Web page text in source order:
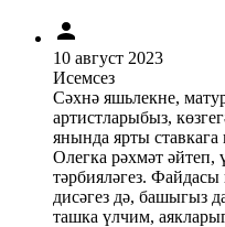
10 август 2023
Исемсез
Сәхнә яшьлекне,
артистларыбыз,
янында ярты ставкага
Олегка рәхмәт әйтеп,
тәрбияләгез.
дисәгез дә, башыгыз
ташка үлчим,